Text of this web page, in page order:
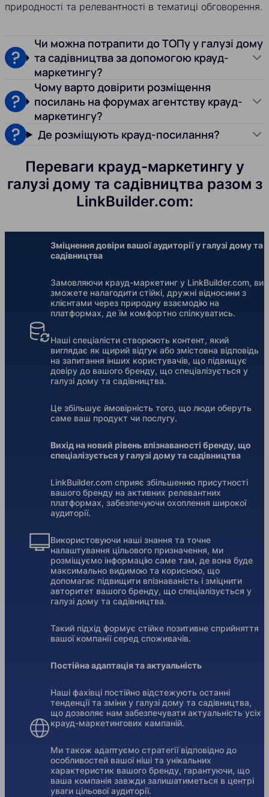
природності та релевантності в тематиці обговорення.
Чи можна потрапити до ТОПу у галузі дому
та садівництва за допомогою крауд-
маркетингу?
Чому варто довірити розміщення
посилань на форумах агентству крауд-
маркетингу?
Де розміщують крауд-посилання?
Переваги крауд-маркетингу у
галузі дому та садівництва разом з
LinkBuilder.com:
Зміцнення довіри вашої аудиторії у галузі дому та
садівництва
Замовляючи крауд-маркетинг у LinkBuilder.com, ви
зможете налагодити стійкі, дружні відносини з
клієнтами через природну взаємодію на
платформах, де їм комфортно спілкуватись.
Наші спеціалісти створюють контент, який
виглядає як щирий відгук або змістовна відповідь
на запитання інших користувачів, що підвищує
довіру до вашого бренду, що спеціалізується у
галузі дому та садівництва.
Це збільшує ймовірність того, що люди оберуть
саме ваш продукт чи послугу.
Вихід на новий рівень впізнаваності бренду, що
спеціалізується у галузі дому та садівництва
LinkBuilder.com сприяє збільшенню присутності
вашого бренду на активних релевантних
платформах, забезпечуючи охоплення широкої
аудиторії.
Використовуючи наші знання та точне
налаштування цільового призначення, ми
розміщуємо інформацію саме там, де вона буде
максимально видимою та корисною, що
допомагає підвищити впізнаваність і зміцнити
авторитет вашого бренду, що спеціалізується у
галузі дому та садівництва.
Такий підхід формує стійке позитивне сприйняття
вашої компанії серед споживачів.
Постійна адаптація та актуальність
Наші фахівці постійно відстежують останні
тенденції та зміни у галузі дому та садівництва,
що дозволяє нам забезпечувати актуальність усіх
крауд-маркетингових кампаній.
Ми також адаптуємо стратегії відповідно до
особливостей вашої ніші та унікальних
характеристик вашого бренду, гарантуючи, що
ваша компанія завжди залишатиметься в центрі
уваги цільової аудиторії.